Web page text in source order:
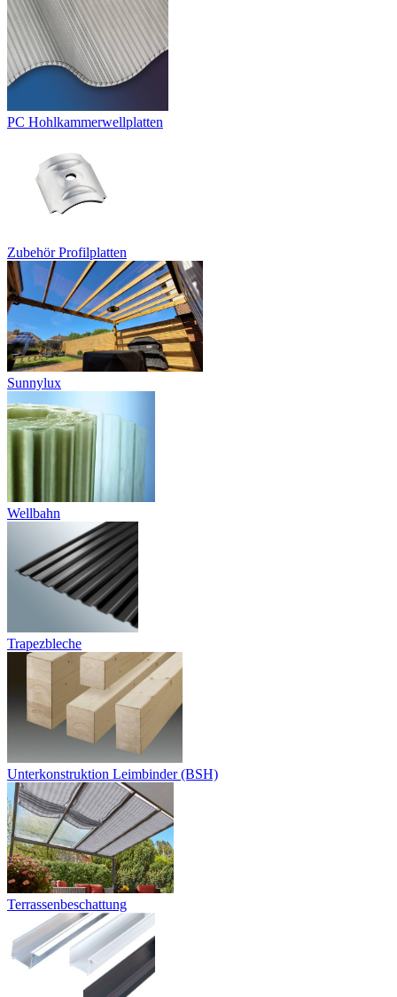
PC Hohlkammerwellplatten
Zubehör Profilplatten
Sunnylux
Wellbahn
Trapezbleche
Unterkonstruktion Leimbinder (BSH)
Terrassenbeschattung